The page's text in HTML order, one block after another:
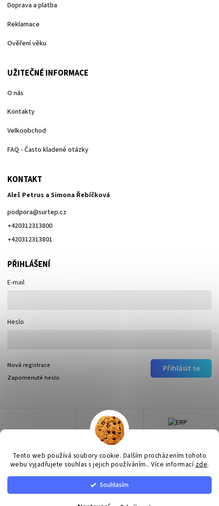
Tento web používá soubory cookie. Dalším procházením tohoto
webu vyjadřujete souhlas s jejich používáním.. Více informací zde.
Souhlasím
Doprava a platba
Reklamace
Ověření věku
UŽITEČNÉ INFORMACE
O nás
Kontakty
Velkoobchod
FAQ - Často kladené otázky
KONTAKT
Aleš Petrus a Simona Řebíčková
podpora@surtep.cz
+420312313800
+420312313801
PŘIHLÁŠENÍ
E-mail
Heslo
Přihlásit se
Nová registrace
Zapomenuté heslo
Surtep. Všechna práva vyhrazena.